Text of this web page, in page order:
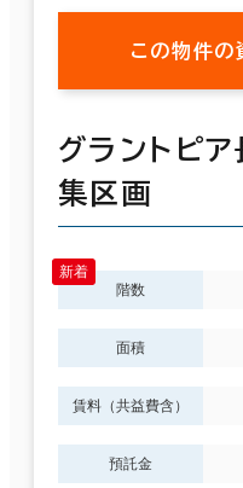
この物件の
グラントピ
集区画
階数
面積
賃料（共益費含）
預託金